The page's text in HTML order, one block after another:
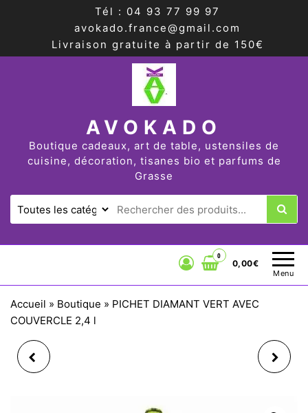
Tél : 04 93 77 99 97
avokado.france@gmail.com
Livraison gratuite à partir de 150€
AVOKADO
Boutique cadeaux, art de table, ustensiles de
cuisine, décoration, tisanes bio et parfums de
Grasse
Menu
0
0,00€
Accueil » Boutique » PICHET DIAMANT VERT AVEC
COUVERCLE 2,4 l